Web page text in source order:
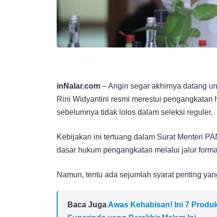
inNalar.com – Angin segar akhirnya datang
Rini Widyantini resmi merestui
sebelumnya tidak lolos dalam seleksi reguler.
Kebijakan ini tertuang dalam Surat Menteri
dasar hukum pengangkatan melalui jalur
Namun, tentu ada sejumlah syarat penting
Baca JugaAwas Kehabisan! Ini 7